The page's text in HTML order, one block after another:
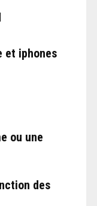
et iphones
ou une
des